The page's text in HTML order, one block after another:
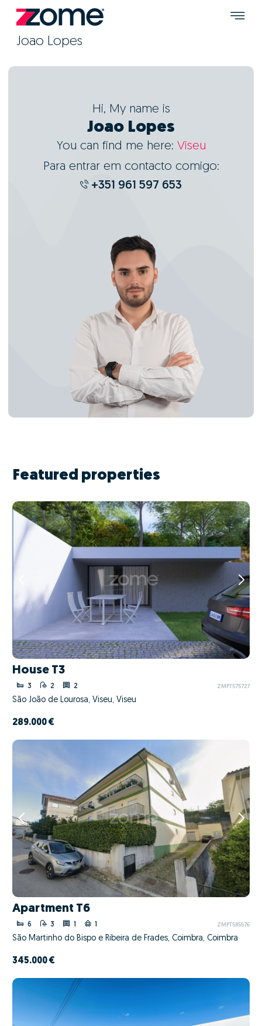
Joao Lopes
Hi, My name is
Joao Lopes
You can find me here: Viseu
Para entrar em contacto comigo:
+351 961 597 653
Featured properties
House T3
3 2 2 ZMPT575727
São João de Lourosa, Viseu, Viseu
289.000 €
Apartment T6
6 3 1 1 ZMPT585576
São Martinho do Bispo e Ribeira de Frades, Coimbra, Coimbra
345.000 €